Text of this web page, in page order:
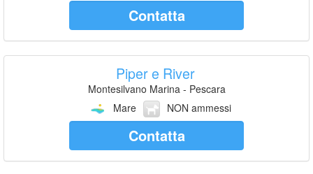
Contatta
Piper e River
Montesilvano Marina - Pescara
Mare
NON ammessi
Contatta